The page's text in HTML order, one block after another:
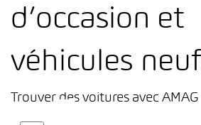
d’occasion et
véhicules
Trouver des voitures avec